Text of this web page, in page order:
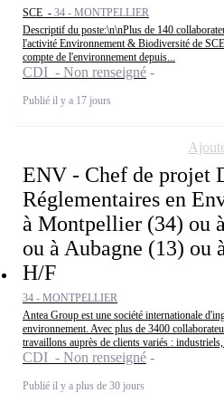
SCE - 34 - MONTPELLIER
Descriptif du poste:\n\nPlus de 140
l'activité Environnement & Biodiversité de
compte de l'environnement depuis...
CDI - Non renseigné
Publié il y a 17 jours
ENV - Chef de projet
Réglementaires en
à Montpellier (34) ou
ou à Aubagne (13) ou
H/F
34 - MONTPELLIER
Antea Group est une société internationale
environnement. Avec plus de 3400
travaillons auprès de clients variés :
CDI - Non renseigné
Publié il y a plus de 30 jours